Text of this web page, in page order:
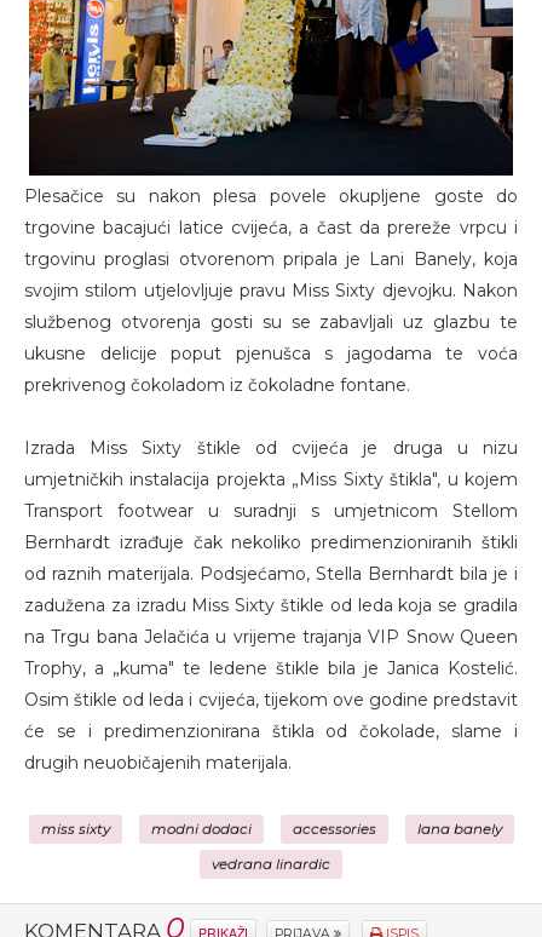
Plesačice su nakon plesa povele okupljene goste do
trgovine bacajući latice cvijeća, a čast da prereže vrpcu i
trgovinu proglasi otvorenom pripala je Lani Banely, koja
svojim stilom utjelovljuje pravu Miss Sixty djevojku. Nakon
službenog otvorenja gosti su se zabavljali uz glazbu te
ukusne delicije poput pjenušca s jagodama te voća
prekrivenog čokoladom iz čokoladne fontane.
Izrada Miss Sixty štikle od cvijeća je druga u nizu
umjetničkih instalacija projekta „Miss Sixty štikla", u kojem
Transport footwear u suradnji s umjetnicom Stellom
Bernhardt izrađuje čak nekoliko predimenzioniranih štikli
od raznih materijala. Podsjećamo, Stella Bernhardt bila je i
zadužena za izradu Miss Sixty štikle od leda koja se gradila
na Trgu bana Jelačića u vrijeme trajanja VIP Snow Queen
Trophy, a „kuma" te ledene štikle bila je Janica Kostelić.
Osim štikle od leda i cvijeća, tijekom ove godine predstavit
će se i predimenzionirana štikla od čokolade, slame i
drugih neuobičajenih materijala.
miss sixty modni dodaci accessories lana banely
vedrana linardic
KOMENTARA 0 PRIKAŽI